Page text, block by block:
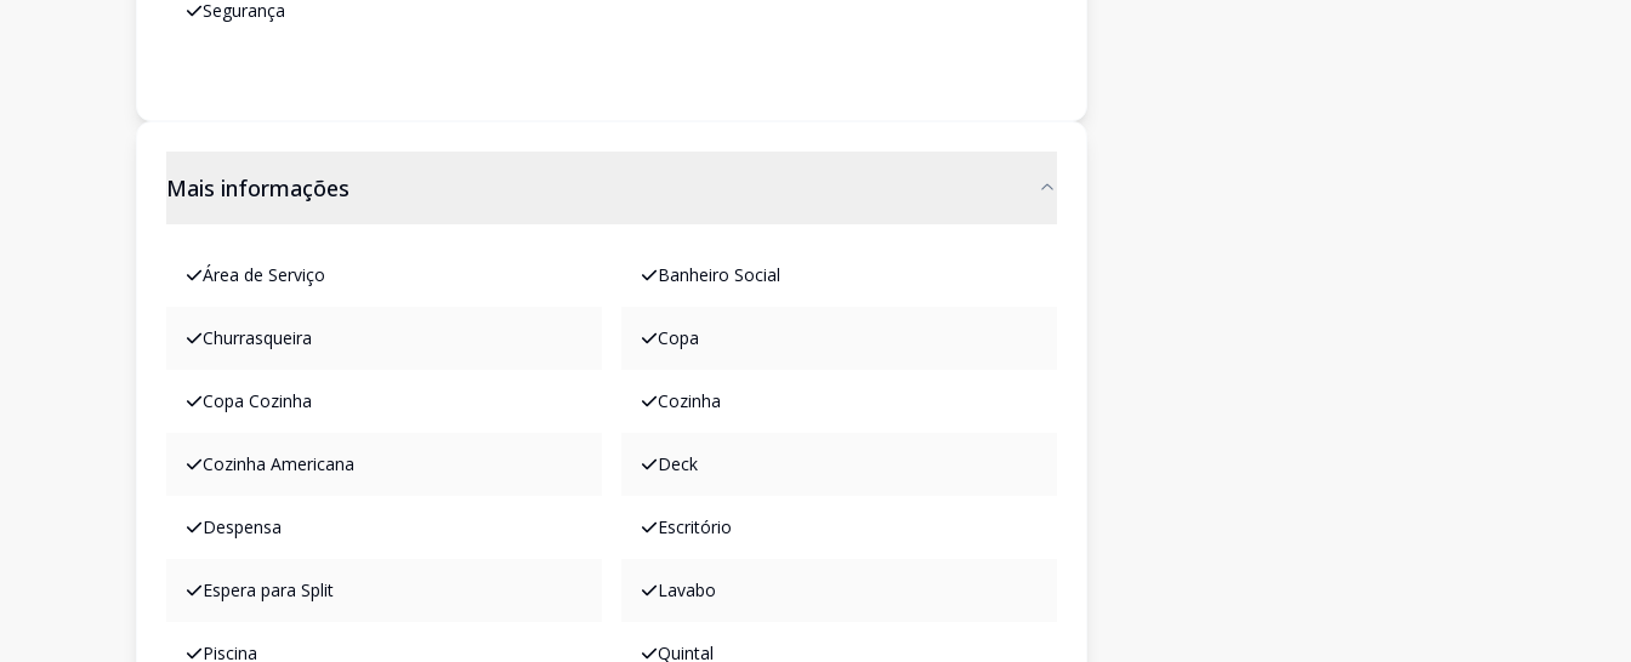
Segurança
Mais informações
Área de Serviço Banheiro Social
Churrasqueira Copa
Copa Cozinha Cozinha
Cozinha Americana Deck
Despensa Escritório
Espera para Split Lavabo
Piscina Quintal